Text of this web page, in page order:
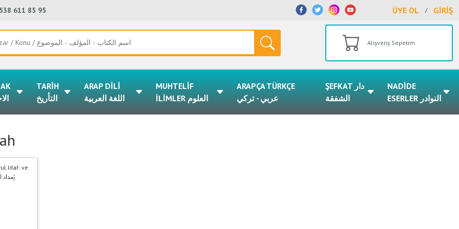
611 85 95 ÜYE OL / GİRİŞ
Alışveriş Sepetim
TARİH
التأريخ
ARAP DİLİ
اللغة العربية
MUHTELİF
İLİMLER العلوم
ARAPÇA TÜRKÇE
عربي - تركي
ŞEFKAT دار
الشفقة
NADİDE
ESERLER النوادر
%50
indirim